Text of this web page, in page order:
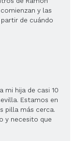
y las
de cuándo
mi hija de casi 10
Estamos en
pilla más cerca.
y necesito que